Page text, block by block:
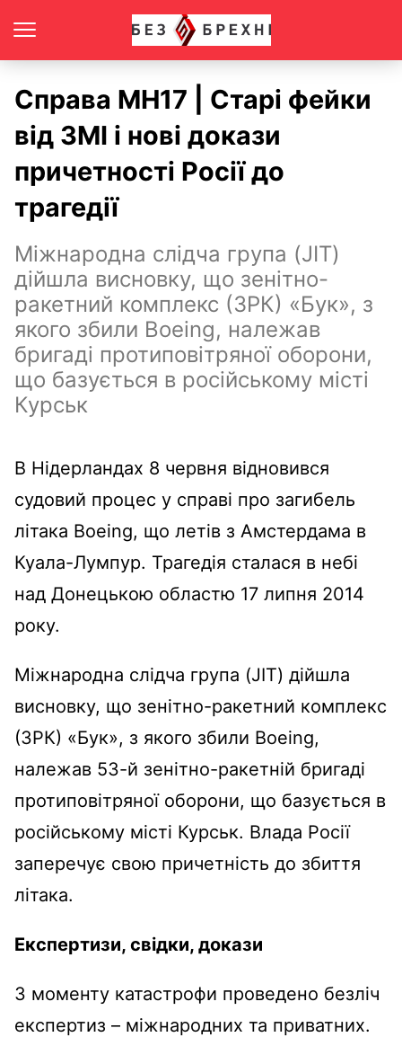
Справа МН17 | Cтарі фейки
від ЗМІ і нові докази
причетності Росії до
трагедії
Міжнародна слідча група (JIT)
дійшла висновку, що зенітно-
ракетний комплекс (ЗРК) «Бук», з
якого збили Boeing, належав
бригаді протиповітряної оборони,
що базується в російському місті
Курськ
В Нідерландах 8 червня відновився
судовий процес у справі про загибель
літака Boeing, що летів з Амстердама в
Куала-Лумпур. Трагедія сталася в небі
над Донецькою областю 17 липня 2014
року.
Міжнародна слідча група (JIT) дійшла
висновку, що зенітно-ракетний комплекс
(ЗРК) «Бук», з якого збили Boeing,
належав 53-й зенітно-ракетній бригаді
протиповітряної оборони, що базується в
російському місті Курськ. Влада Росії
заперечує свою причетність до збиття
літака.
Експертизи, свідки, докази
З моменту катастрофи проведено безліч
експертиз – міжнародних та приватних.